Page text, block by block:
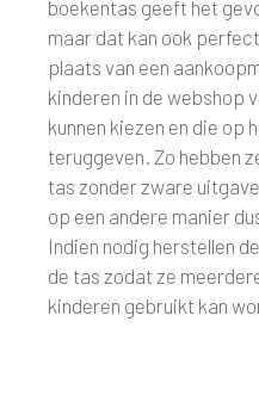
boekentas geeft het
maar dat kan ook
plaats van een
kinderen in de webshop
kunnen kiezen en die op
teruggeven. Zo hebben
tas zonder zware
op een andere manier
Indien nodig herstellen
de tas zodat ze
kinderen gebruikt kan